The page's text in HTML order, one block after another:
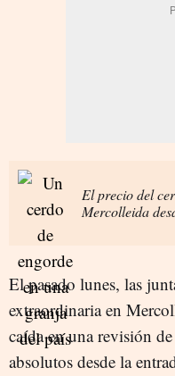
El precio del
Mercolleida
El pasado lunes, las
extraordinaria en
caída en una revisión
absolutos desde la